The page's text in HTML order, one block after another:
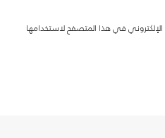
في هذا المتصفح لاستخدامها